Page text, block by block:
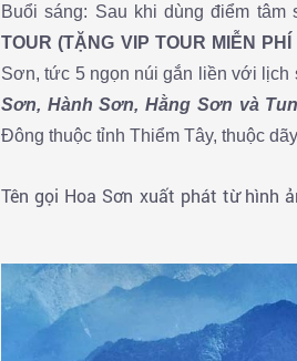
Buổi sáng: Sau khi dùng điểm
TOUR (TẶNG VIP TOUR MIỄN PHÍ
Sơn, tức 5 ngọn núi gắn liền với lịch
Sơn, Hành Sơn, Hằng Sơn và
Đông thuộc tỉnh Thiểm Tây, thuộc
Tên gọi Hoa Sơn xuất phát từ hình
cánh, ngoài ra ngọn núi được cấu
Hoa Sơn chia ra thành 5 đỉnh:
nhiều trong những tiểu thuyết